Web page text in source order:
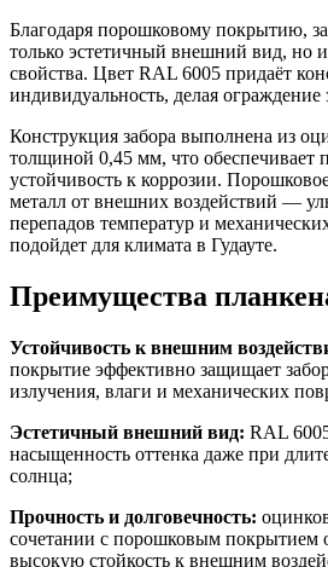
Благодаря порошковому покрытию,
только эстетичный внешний вид, но
свойства. Цвет RAL 6005 придаёт
индивидуальность, делая
Конструкция забора выполнена из
толщиной 0,45 мм, что обеспечивает
устойчивость к коррозии.
металл от внешних воздействий —
перепадов температур и
подойдет для климата в Гудауте.
Преимущества
Устойчивость к внешним
покрытие эффективно защищает
излучения, влаги и механических
Эстетичный внешний вид: RAL
насыщенность оттенка даже при
солнца;
Прочность и долговечность:
сочетании с порошковым покрытием
высокую стойкость к внешним